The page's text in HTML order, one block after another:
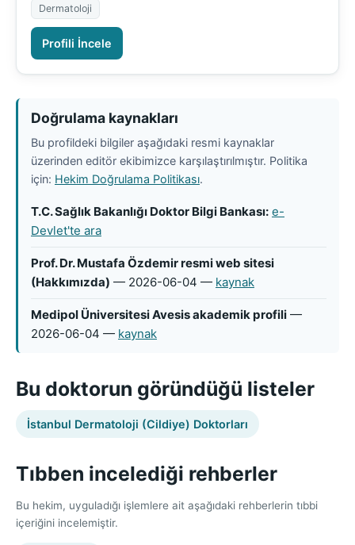
Dermatoloji
Profili İncele
Doğrulama kaynakları
Bu profildeki bilgiler aşağıdaki resmi kaynaklar
üzerinden editör ekibimizce karşılaştırılmıştır. Politika
için: Hekim Doğrulama Politikası.
T.C. Sağlık Bakanlığı Doktor Bilgi Bankası: e-
Devlet'te ara
Prof. Dr. Mustafa Özdemir resmi web sitesi
(Hakkımızda) — 2026-06-04 — kaynak
Medipol Üniversitesi Avesis akademik profili —
2026-06-04 — kaynak
Bu doktorun göründüğü listeler
İstanbul Dermatoloji (Cildiye) Doktorları
Tıbben incelediği rehberler
Bu hekim, uyguladığı işlemlere ait aşağıdaki rehberlerin tıbbi
içeriğini incelemiştir.